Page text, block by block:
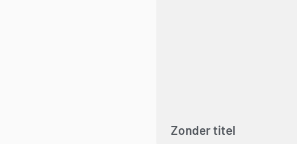
Zonder titel